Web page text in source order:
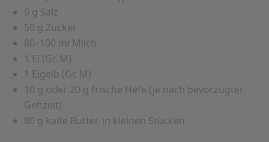
6 g Salz
50 g Zucker
80–100 ml Milch
1 Ei (Gr. M)
1 Eigelb (Gr. M)
10 g oder 20 g frische Hefe (je nach bevorzugter
Gehzeit)
80 g kalte Butter, in kleinen Stücken